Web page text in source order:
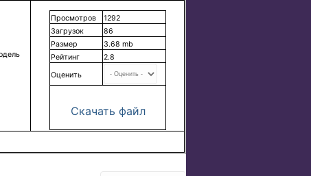
Просмотров
1292
Загрузок
86
Размер
3.68 mb
Рейтинг
2.8
Оценить
Скачать файл